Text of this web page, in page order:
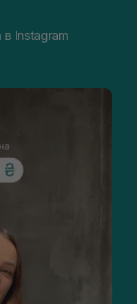
в Instagram